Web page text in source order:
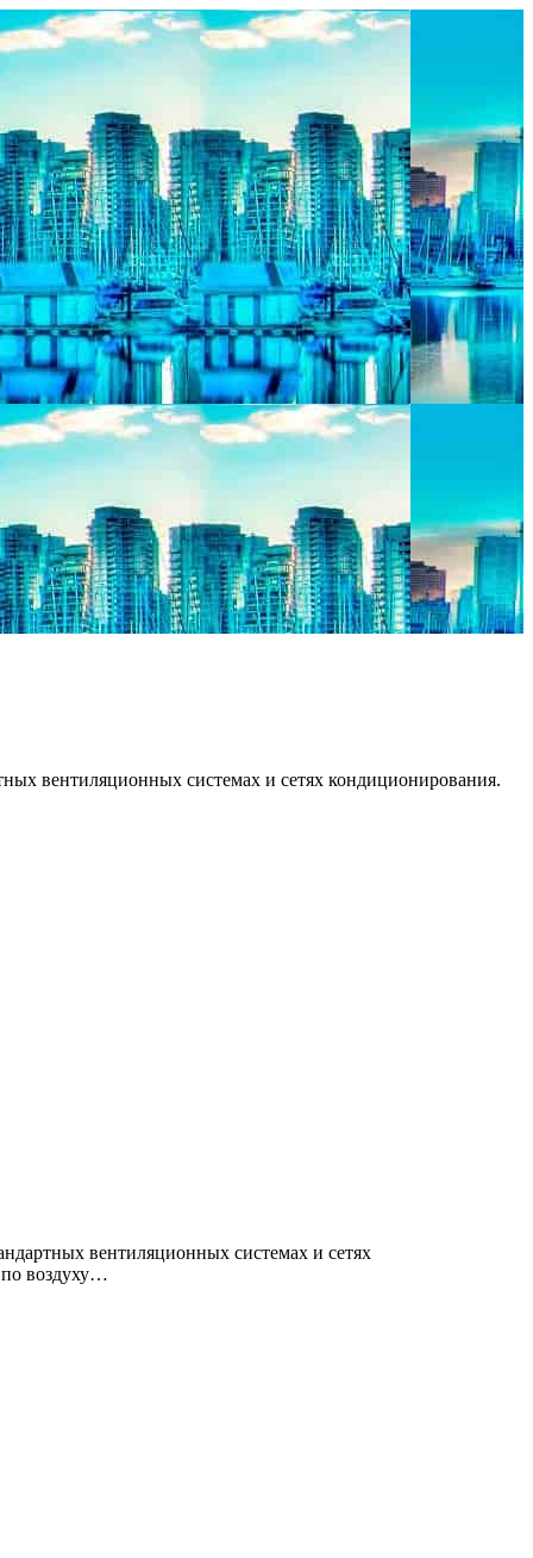
вентиляционных системах и сетях кондиционирования.
вентиляционных системах и сетях
по воздуху…